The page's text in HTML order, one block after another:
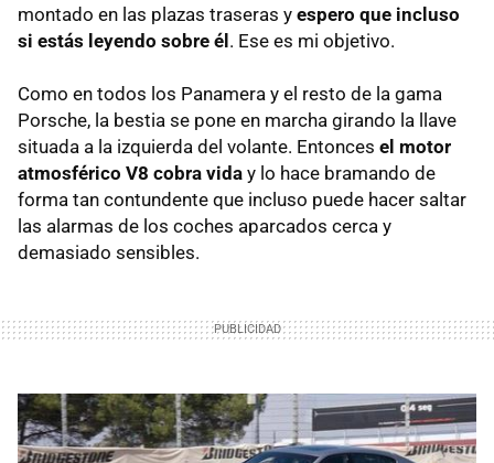
montado en las plazas traseras y espero que incluso
si estás leyendo sobre él. Ese es mi objetivo.
Como en todos los Panamera y el resto de la gama
Porsche, la bestia se pone en marcha girando la llave
situada a la izquierda del volante. Entonces el motor
atmosférico V8 cobra vida y lo hace bramando de
forma tan contundente que incluso puede hacer saltar
las alarmas de los coches aparcados cerca y
demasiado sensibles.